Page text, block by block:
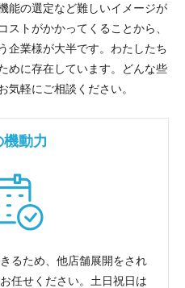
能の選定など難しいイメージが
ストがかかってくることから、
企業様が大半です。わたしたち
めに存在しています。どんな些
気軽にご相談ください。
機動力
るため、他店舗展開をされ
任せください。土日祝日は